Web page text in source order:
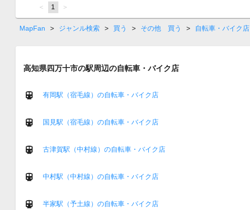
page
You're
on
page
1 page
MapFan > ジャンル検索 > 買う > その他 買う > 自転車・バイク店
高知県四万十市の駅周辺の自転車・バイク店
有岡駅（宿毛線）の自転車・バイク店
国見駅（宿毛線）の自転車・バイク店
古津賀駅（中村線）の自転車・バイク店
中村駅（中村線）の自転車・バイク店
半家駅（予土線）の自転車・バイク店